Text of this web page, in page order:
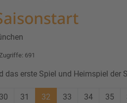
691
das erste Spiel und Heimspiel der
30 31 32 33 34 35